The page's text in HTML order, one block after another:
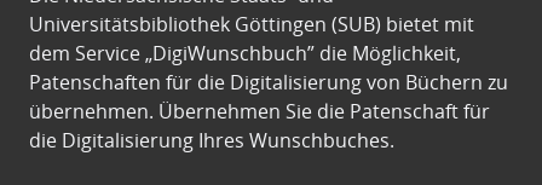
Universitätsbibliothek Göttingen (SUB) bietet mit
dem Service „DigiWunschbuch” die Möglichkeit,
Patenschaften für die Digitalisierung von Büchern zu
übernehmen. Übernehmen Sie die Patenschaft für
die Digitalisierung Ihres Wunschbuches.